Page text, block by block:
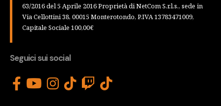
63/2016 del 5 Aprile 2016 Proprietà di NetCom S.r.l.s., sede in
Via Cellottini 38, 00015 Monterotondo, P.IVA 13783471009,
Capitale Sociale 100,00€
Seguici sui social